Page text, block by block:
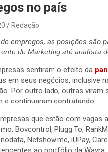
no país
Redação
de empregos, as posições são
de Marketing até analista
sentiram o efeito da
em seus negócios, inclusive
Por outro lado, outras viram
e continuaram contratando.
que estão com vagas
Bovcontrol, Plugg.To,
Netshow.me, iUPay,
ao portfólio da Wayra,